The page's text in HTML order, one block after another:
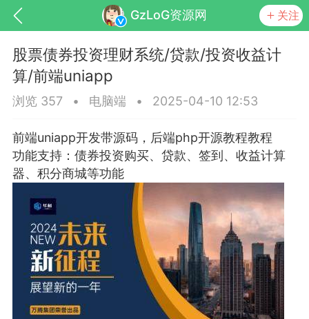
GzLoG资源网 关注
社区
起交流分享...
0
remote SSH server
股票债券投资理财系统/贷款/投资收益计
算/前端uniapp
浏览 357 • 电脑端 • 2025-04-10 12:53
前端uniapp开发带源码，后端php开源教程教程
功能支持：债券投资购买、贷款、签到、收益计算
器、积分商城等功能